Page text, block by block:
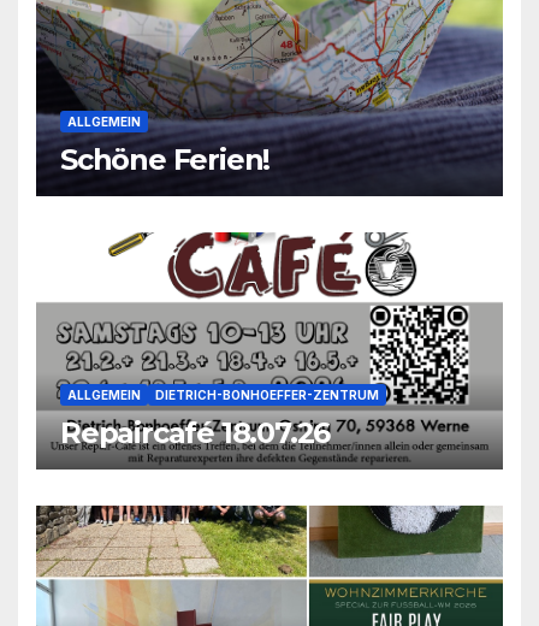
ALLGEMEIN
Schöne Ferien!
ALLGEMEIN DIETRICH-BONHOEFFER-ZENTRUM
Repaircafé 18.07.26